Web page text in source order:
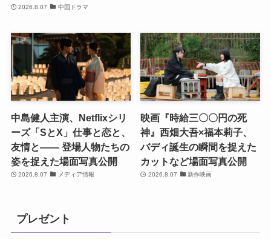
2026.8.07 中国ドラマ
中島健人主演、Netflixシリ
ーズ「SとX」仕事と恋と、
友情と―― 登場人物たちの
姿を捉えた場面写真公開
2026.8.07 メディア情報
映画『時給三〇〇円の死
神』西畑大吾×福本莉子、
バディ誕生の瞬間を捉えた
カットなど場面写真公開
2026.8.07 新作映画
プレゼント